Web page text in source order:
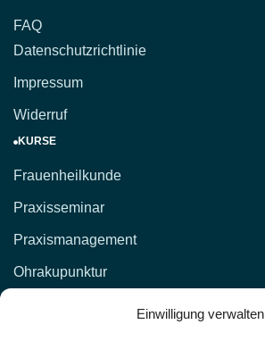
Einwilligung verwalten
FAQ
Datenschutzrichtlinie
Impressum
Widerruf
KURSE
Frauenheilkunde
Praxisseminar
Praxismanagement
Ohrakupunktur